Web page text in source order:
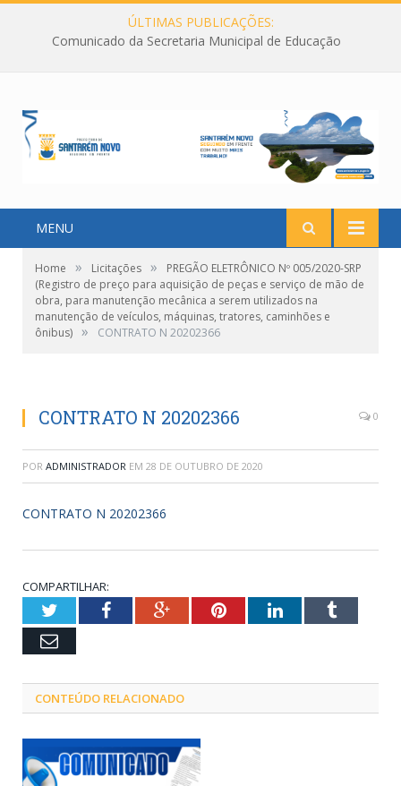
ÚLTIMAS PUBLICAÇÕES:
Comunicado da Secretaria Municipal de Educação
MENU
Home » Licitações »
PREGÃO ELETRÔNICO Nº 005/2020-SRP
(Registro de preço para aquisição de peças e serviço de mão de
obra, para manutenção mecânica a serem utilizados na
manutenção de veículos, máquinas, tratores, caminhões e
ônibus) » CONTRATO N 20202366
CONTRATO N 20202366 0
POR ADMINISTRADOR EM 28 DE OUTUBRO DE 2020
CONTRATO N 20202366
COMPARTILHAR:
TwitterFacebookGoogle+PinterestLinkedInTumblr
Email
CONTEÚDO RELACIONADO